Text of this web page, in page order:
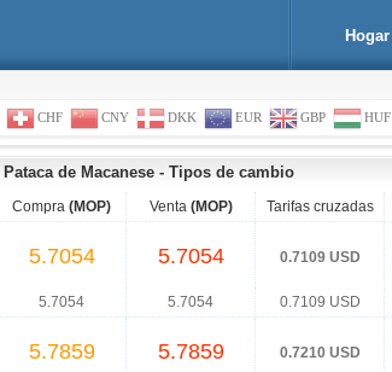
Hogar
CHF CNY DKK EUR GBP HUF
Pataca de Macanese - Tipos de cambio
Compra (MOP) Venta (MOP) Tarifas cruzadas
5.7054 5.7054 0.7109 USD
5.7054 5.7054 0.7109 USD
5.7859 5.7859 0.7210 USD